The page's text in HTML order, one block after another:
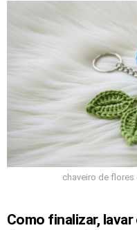
chaveiro de
Como finalizar,